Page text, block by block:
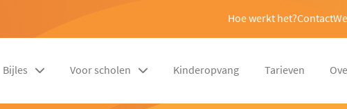
Hoe werkt het?Contact
Bijles Voor scholen Kinderopvang Tarieven